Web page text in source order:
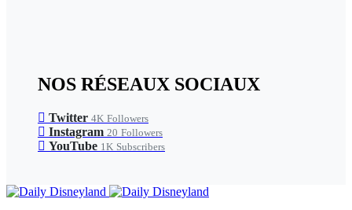
NOS RÉSEAUX SOCIAUX
Twitter 4K Followers
Instagram 20 Followers
YouTube 1K Subscribers